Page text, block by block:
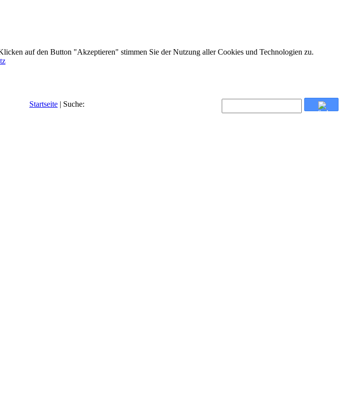
auf den Button "Akzeptieren" stimmen Sie der Nutzung aller Cookies und Technologien zu.
Startseite | Suche: